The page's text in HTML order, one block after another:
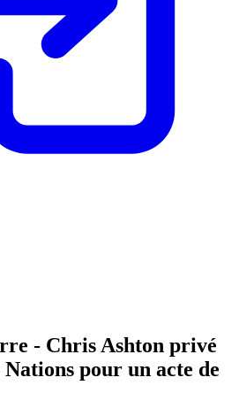
- Chris Ashton privé
pour un acte de